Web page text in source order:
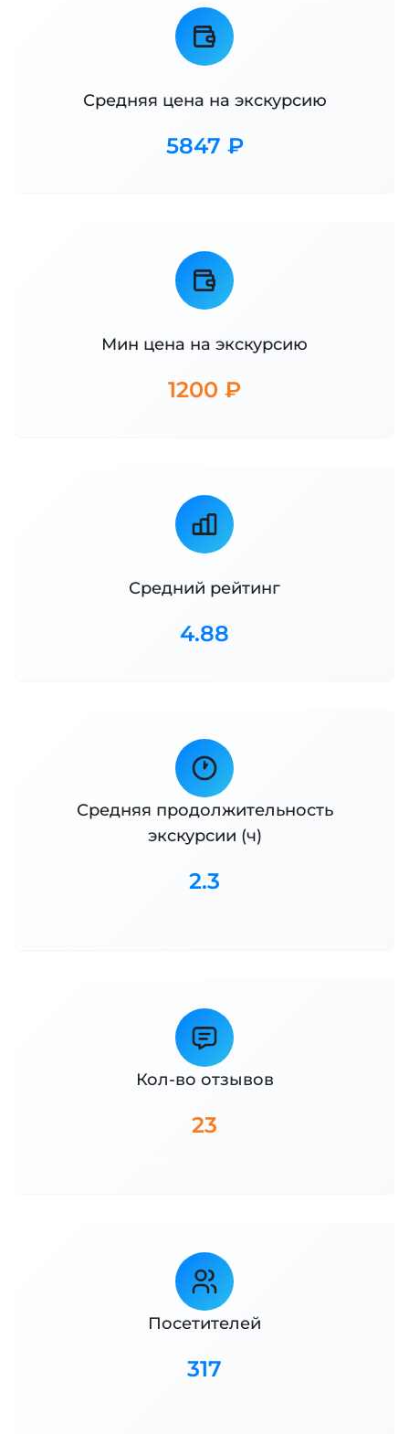
Средняя цена на экскурсию
5847 ₽
Мин цена на экскурсию
1200 ₽
Средний рейтинг
4.88
Средняя продолжительность
экскурсии (ч)
2.3
Кол-во отзывов
23
Посетителей
317